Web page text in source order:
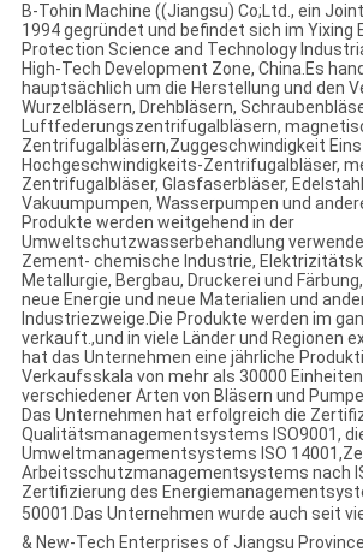
B-Tohin Machine ((Jiangsu) Co;Ltd., ein
1994 gegründet und befindet sich im Yixing
Protection Science and Technology
High-Tech Development Zone, China.Es
hauptsächlich um die Herstellung und den
Wurzelbläsern, Drehbläsern,
Luftfederungszentrifugalbläsern,
Zentrifugalbläsern,Zuggeschwindigkeit
Hochgeschwindigkeits-Zentrifugalbläser,
Zentrifugalbläser, Glasfaserbläser,
Vakuumpumpen, Wasserpumpen und
Produkte werden weitgehend in der
Umweltschutzwasserbehandlung
Zement- chemische Industrie,
Metallurgie, Bergbau, Druckerei und
neue Energie und neue Materialien und
Industriezweige.Die Produkte werden im
verkauft.,und in viele Länder und Regionen
hat das Unternehmen eine jährliche
Verkaufsskala von mehr als 30000
verschiedener Arten von Bläsern und
Das Unternehmen hat erfolgreich die
Qualitätsmanagementsystems ISO9001,
Umweltmanagementsystems ISO
Arbeitsschutzmanagementsystems nach
Zertifizierung des
50001.Das Unternehmen wurde auch seit
& New-Tech Enterprises of Jiangsu Province